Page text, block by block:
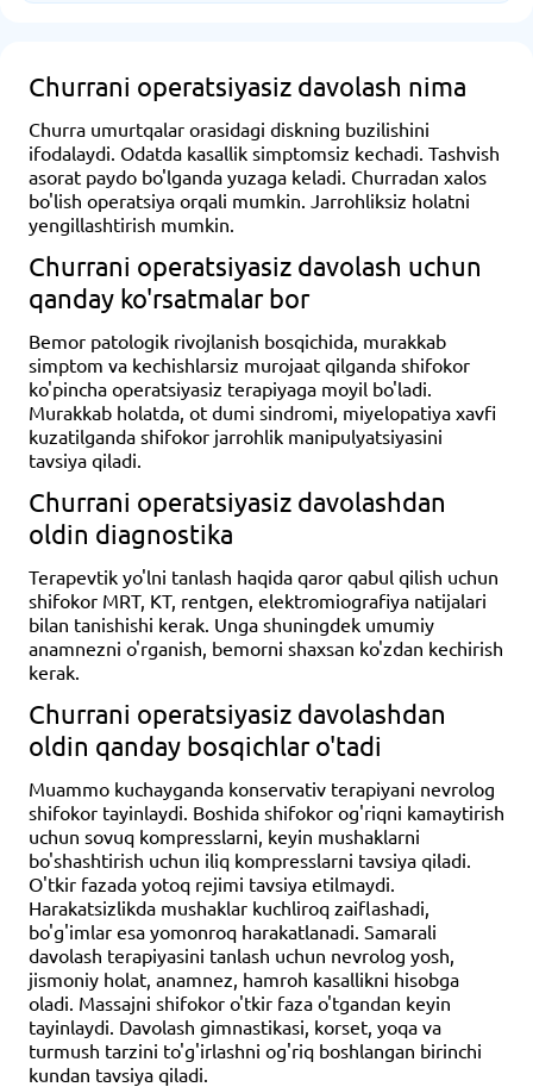
Churrani operatsiyasiz davolash nima
Churra umurtqalar orasidagi diskning buzilishini
ifodalaydi. Odatda kasallik simptomsiz kechadi. Tashvish
asorat paydo bo'lganda yuzaga keladi. Churradan xalos
bo'lish operatsiya orqali mumkin. Jarrohliksiz holatni
yengillashtirish mumkin.
Churrani operatsiyasiz davolash uchun
qanday ko'rsatmalar bor
Bemor patologik rivojlanish bosqichida, murakkab
simptom va kechishlarsiz murojaat qilganda shifokor
ko'pincha operatsiyasiz terapiyaga moyil bo'ladi.
Murakkab holatda, ot dumi sindromi, miyelopatiya xavfi
kuzatilganda shifokor jarrohlik manipulyatsiyasini
tavsiya qiladi.
Churrani operatsiyasiz davolashdan
oldin diagnostika
Terapevtik yo'lni tanlash haqida qaror qabul qilish uchun
shifokor MRT, KT, rentgen, elektromiografiya natijalari
bilan tanishishi kerak. Unga shuningdek umumiy
anamnezni o'rganish, bemorni shaxsan ko'zdan kechirish
kerak.
Churrani operatsiyasiz davolashdan
oldin qanday bosqichlar o'tadi
Muammo kuchayganda konservativ terapiyani nevrolog
shifokor tayinlaydi. Boshida shifokor og'riqni kamaytirish
uchun sovuq kompresslarni, keyin mushaklarni
bo'shashtirish uchun iliq kompresslarni tavsiya qiladi.
O'tkir fazada yotoq rejimi tavsiya etilmaydi.
Harakatsizlikda mushaklar kuchliroq zaiflashadi,
bo'g'imlar esa yomonroq harakatlanadi. Samarali
davolash terapiyasini tanlash uchun nevrolog yosh,
jismoniy holat, anamnez, hamroh kasallikni hisobga
oladi. Massajni shifokor o'tkir faza o'tgandan keyin
tayinlaydi. Davolash gimnastikasi, korset, yoqa va
turmush tarzini to'g'irlashni og'riq boshlangan birinchi
kundan tavsiya qiladi.